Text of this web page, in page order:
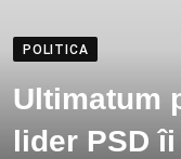
POLITICA
Ultimatum
lider PSD